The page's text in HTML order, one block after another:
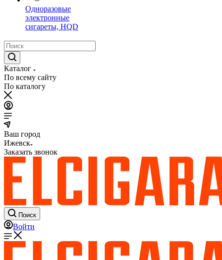
Одноразовые
электронные
сигареты, HQD
Каталог
По всему сайту
По каталогу
Ваш город
Ижевск
Заказать звонок
Поиск
Войти